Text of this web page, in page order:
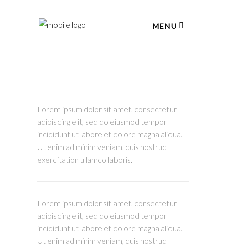
MENU
Lorem ipsum dolor sit amet, consectetur
adipiscing elit, sed do eiusmod tempor
incididunt ut labore et dolore magna aliqua.
Ut enim ad minim veniam, quis nostrud
exercitation ullamco laboris.
Lorem ipsum dolor sit amet, consectetur
adipiscing elit, sed do eiusmod tempor
incididunt ut labore et dolore magna aliqua.
Ut enim ad minim veniam, quis nostrud